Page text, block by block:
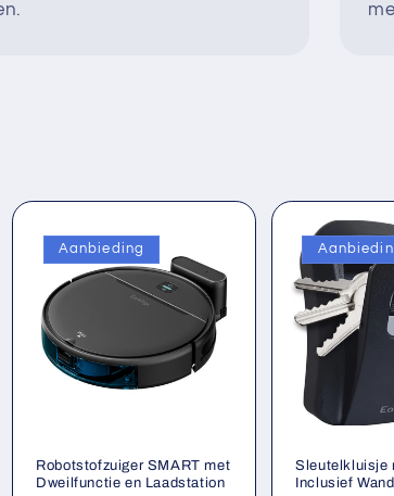
Aanbieding
Robotstofzuiger SMART met
Dweilfunctie en Laadstation
Sleutelkluisje
Inclusief